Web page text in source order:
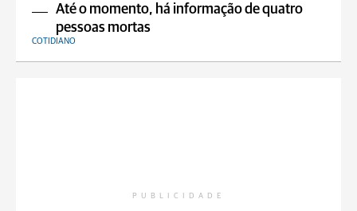
Até o momento, há informação de quatro
pessoas mortas
COTIDIANO
PUBLICIDADE